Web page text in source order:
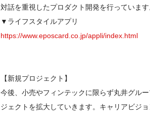
対話を重視したプロダクト開発を行っています
https://www.eposcard.co.jp/appli/index.html
【新規プロジェクト】
今後、小売やフィンテックに限らず丸井グル
ジェクトを拡大していきます。キャリアビジ